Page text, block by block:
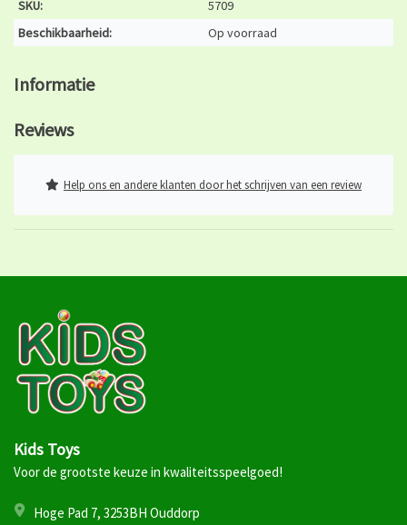
SKU:
5709
Beschikbaarheid:
Op voorraad
Informatie
Reviews
Help ons en andere klanten door het schrijven van een review
Kids Toys
Voor de grootste keuze in kwaliteitsspeelgoed!
Hoge Pad 7, 3253BH Ouddorp